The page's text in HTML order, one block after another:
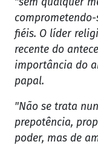
fiéis. O líder
recente do
importância do
papal.
"Não se trata
prepotência,
poder, mas de